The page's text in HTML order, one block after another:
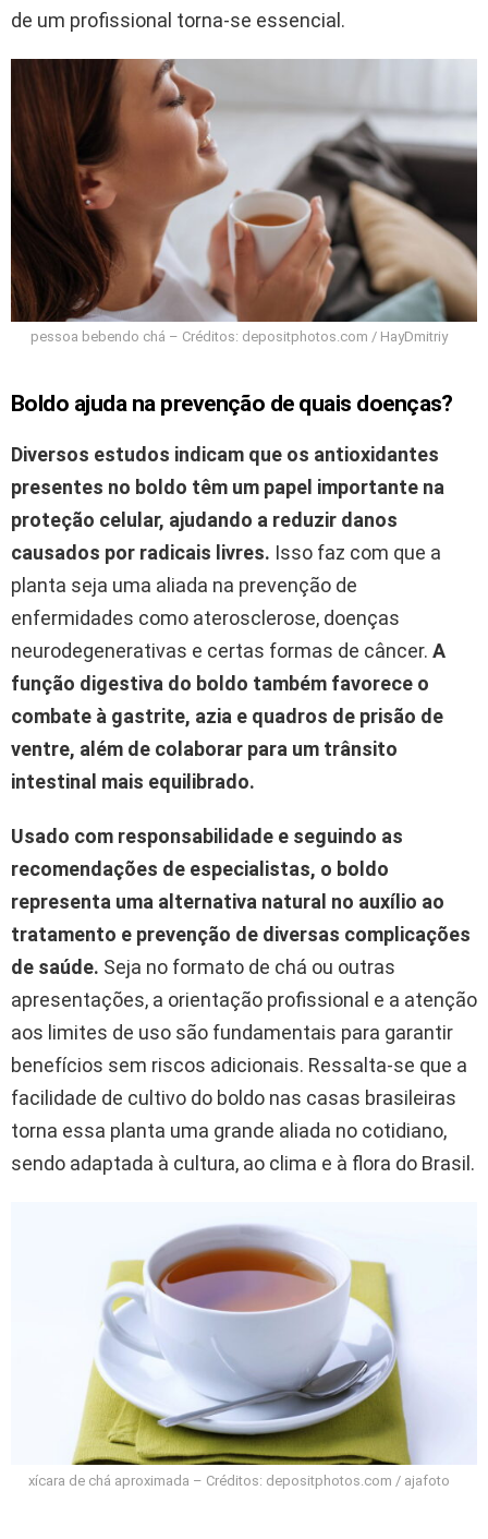
de um profissional torna-se essencial.
pessoa bebendo chá – Créditos: depositphotos.com / HayDmitriy
Boldo ajuda na prevenção de quais doenças?
Diversos estudos indicam que os antioxidantes
presentes no boldo têm um papel importante na
proteção celular, ajudando a reduzir danos
causados por radicais livres. Isso faz com que a
planta seja uma aliada na prevenção de
enfermidades como aterosclerose, doenças
neurodegenerativas e certas formas de câncer. A
função digestiva do boldo também favorece o
combate à gastrite, azia e quadros de prisão de
ventre, além de colaborar para um trânsito
intestinal mais equilibrado.
Usado com responsabilidade e seguindo as
recomendações de especialistas, o boldo
representa uma alternativa natural no auxílio ao
tratamento e prevenção de diversas complicações
de saúde. Seja no formato de chá ou outras
apresentações, a orientação profissional e a atenção
aos limites de uso são fundamentais para garantir
benefícios sem riscos adicionais. Ressalta-se que a
facilidade de cultivo do boldo nas casas brasileiras
torna essa planta uma grande aliada no cotidiano,
sendo adaptada à cultura, ao clima e à flora do Brasil.
xícara de chá aproximada – Créditos: depositphotos.com / ajafoto